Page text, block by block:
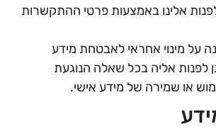
אלינו באמצעות פרטי ההתקשרות
על מינוי אחראי לאבטחת מידע
לפנות אליה בכל שאלה הנוגעת
או שמירה של מידע אישי.